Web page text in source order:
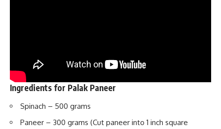
Ingredients for Palak Paneer
Spinach – 500 grams
Paneer – 300 grams (Cut paneer into 1 inch square